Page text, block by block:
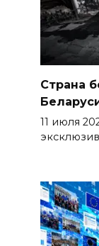
Страна
11 июля